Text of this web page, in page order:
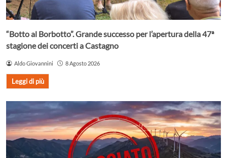
“Botto al Borbotto”. Grande successo per l’apertura della 47ª
stagione dei concerti a Castagno
Aldo Giovannini 8 Agosto 2026
Leggi di più